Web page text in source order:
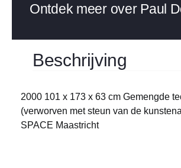
Beschrijving
2000 101 x 173 x 63 cm Gemengde
(verworven met steun van de
SPACE Maastricht
Ontdek meer over Paul